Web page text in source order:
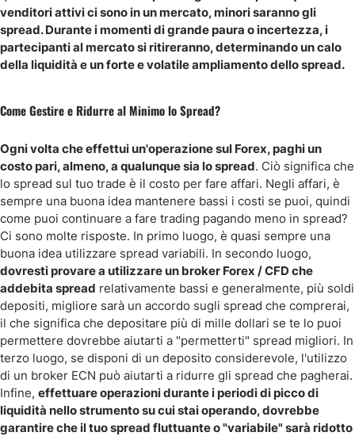
venditori attivi ci sono in un mercato, minori saranno gli
spread. Durante i momenti di grande paura o incertezza, i
partecipanti al mercato si ritireranno, determinando un calo
della liquidità e un forte e volatile ampliamento dello spread.
Come Gestire e Ridurre al Minimo lo Spread?
Ogni volta che effettui un'operazione sul Forex, paghi un
costo pari, almeno, a qualunque sia lo spread. Ciò significa che
lo spread sul tuo trade è il costo per fare affari. Negli affari, è
sempre una buona idea mantenere bassi i costi se puoi, quindi
come puoi continuare a fare trading pagando meno in spread?
Ci sono molte risposte. In primo luogo, è quasi sempre una
buona idea utilizzare spread variabili. In secondo luogo,
dovresti provare a utilizzare un broker Forex / CFD che
addebita spread relativamente bassi e generalmente, più soldi
depositi, migliore sarà un accordo sugli spread che comprerai,
il che significa che depositare più di mille dollari se te lo puoi
permettere dovrebbe aiutarti a "permetterti" spread migliori. In
terzo luogo, se disponi di un deposito considerevole, l'utilizzo
di un broker ECN può aiutarti a ridurre gli spread che pagherai.
Infine, effettuare operazioni durante i periodi di picco di
liquidità nello strumento su cui stai operando, dovrebbe
garantire che il tuo spread fluttuante o "variabile" sarà ridotto